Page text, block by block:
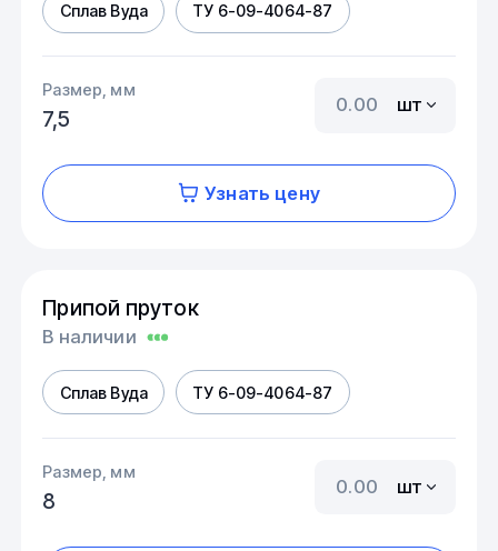
Сплав Вуда ТУ 6-09-4064-87
Размер, мм
7,5
шт
Узнать цену
Припой пруток
В наличии
Сплав Вуда ТУ 6-09-4064-87
Размер, мм
8
шт